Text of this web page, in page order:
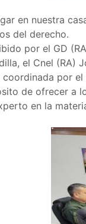
en nuestra
del derecho.
por el GD
el Cnel (RA)
por
de ofrecer a
en la